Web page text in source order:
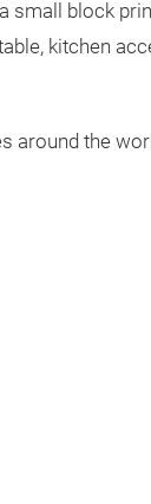
small block
kitchen
around the